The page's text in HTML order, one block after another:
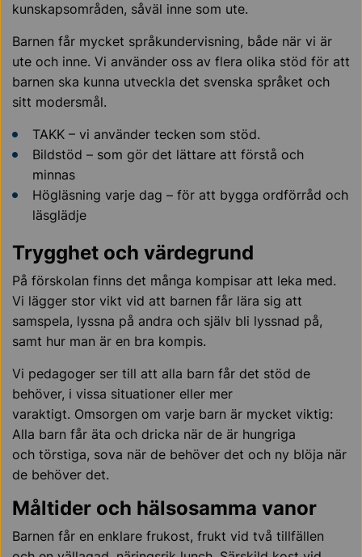
kunskapsområden, såväl inne som ute.
Barnen får mycket språkundervisning, både när vi är
ute och inne. Vi använder oss av flera olika stöd för att
barnen ska kunna utveckla det svenska språket och
sitt modersmål.
TAKK – vi använder tecken som stöd.
Bildstöd – som gör det lättare att förstå och
minnas
Högläsning varje dag – för att bygga ordförråd och
läsglädje
Trygghet och värdegrund
På förskolan finns det många kompisar att leka med.
Vi lägger stor vikt vid att barnen får lära sig att
samspela, lyssna på andra och själv bli lyssnad på,
samt hur man är en bra kompis.
Vi pedagoger ser till att alla barn får det stöd de
behöver, i vissa situationer eller mer
varaktigt. Omsorgen om varje barn är mycket viktig:
Alla barn får äta och dricka när de är hungriga
och törstiga, sova när de behöver det och ny blöja när
de behöver det.
Måltider och hälsosamma vanor
Barnen får en enklare frukost, frukt vid två tillfällen